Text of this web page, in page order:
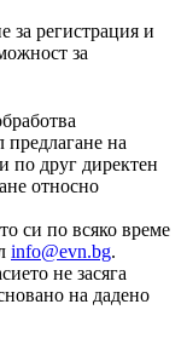
за регистрация и
за
на
по друг директен
относно
си по всяко време
info@evn.bg.
не засяга
на дадено